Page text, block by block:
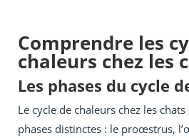
Comprendre les
chaleurs chez les
Les phases du cycle
Le cycle de chaleurs chez les
phases distinctes : le proœstrus,